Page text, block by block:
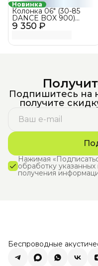
Новинка
9 350 ₽
Колонка 06" (30-85
DANCE BOX 900)
динамик 2шт/6.5"
Подпишитесь на
получите
Нажимая
обработку
получения
Беспроводные